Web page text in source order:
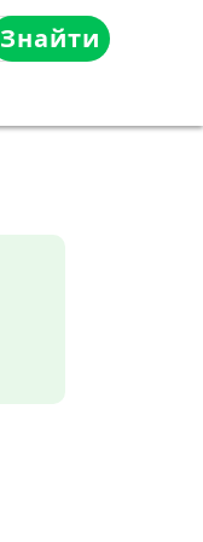
Знайти